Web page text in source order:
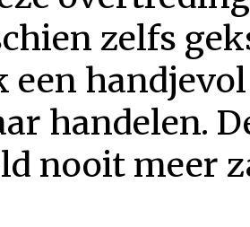
zelfs
een
handelen.
nooit meer